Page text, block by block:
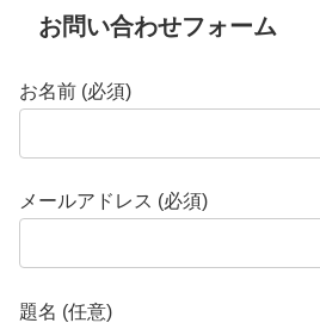
お問い合わせフォーム
お名前 (必須)
メールアドレス (必須)
題名 (任意)